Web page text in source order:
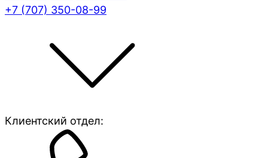
+7 (707) 350-08-99
Клиентский отдел: